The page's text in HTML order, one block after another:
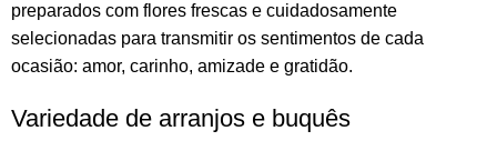
preparados com flores frescas e cuidadosamente
selecionadas para transmitir os sentimentos de cada
ocasião: amor, carinho, amizade e gratidão.
Variedade de arranjos e buquês